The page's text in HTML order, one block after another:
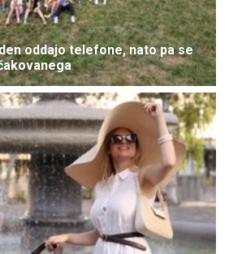
oddajo telefone, nato pa se